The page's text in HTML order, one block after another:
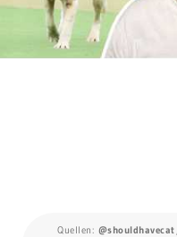
Quellen: @shouldhavecat